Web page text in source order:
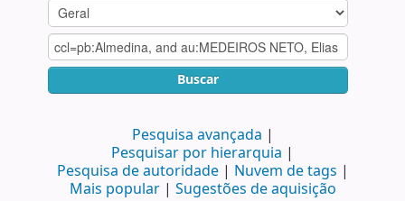
Buscar
Pesquisa avançada
Pesquisar por hierarquia
Pesquisa de autoridade
Nuvem de tags
Mais popular
Sugestões de aquisição